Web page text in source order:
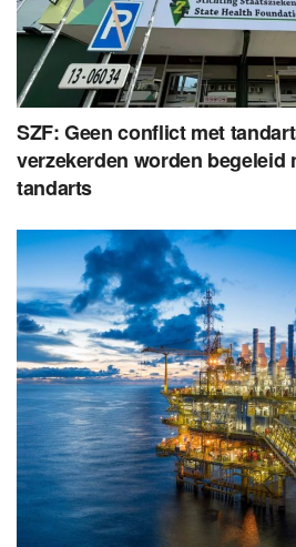
SZF: Geen conflict met
verzekerden worden begeleid
tandarts